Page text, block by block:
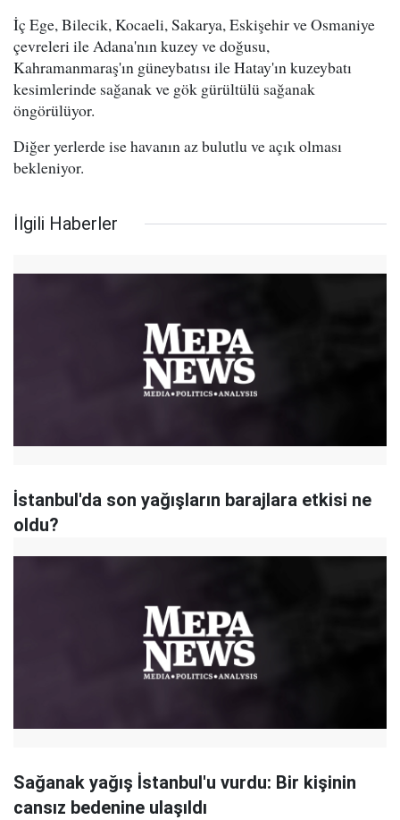
İç Ege, Bilecik, Kocaeli, Sakarya, Eskişehir ve Osmaniye
çevreleri ile Adana'nın kuzey ve doğusu,
Kahramanmaraş'ın güneybatısı ile Hatay'ın kuzeybatı
kesimlerinde sağanak ve gök gürültülü sağanak
öngörülüyor.
Diğer yerlerde ise havanın az bulutlu ve açık olması
bekleniyor.
İlgili Haberler
İstanbul'da son yağışların barajlara etkisi ne
oldu?
Sağanak yağış İstanbul'u vurdu: Bir kişinin
cansız bedenine ulaşıldı